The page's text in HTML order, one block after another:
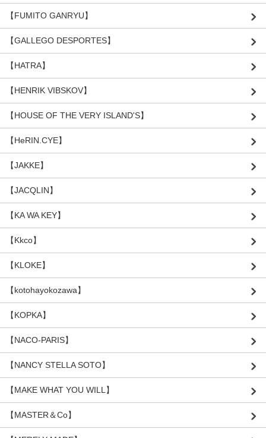
【FUMITO GANRYU】
【GALLEGO DESPORTES】
【HATRA】
【HENRIK VIBSKOV】
【HOUSE OF THE VERY ISLAND'S】
【HeRIN.CYE】
【JAKKE】
【JACQLIN】
【KA WA KEY】
【Kkco】
【KLOKE】
【kotohayokozawa】
【KOPKA】
【NACO-PARIS】
【NANCY STELLA SOTO】
【MAKE WHAT YOU WILL】
【MASTER＆Co】